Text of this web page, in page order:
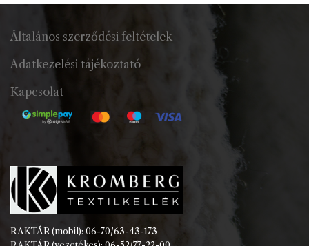
Általános szerződési feltételek
Adatkezelési tájékoztató
Kapcsolat
RAKTÁR (mobil): 06-70/63-43-173